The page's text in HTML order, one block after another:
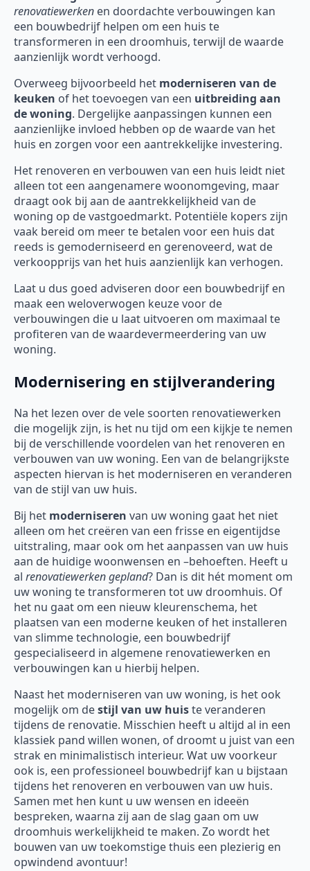
renovatiewerken en doordachte verbouwingen kan
een bouwbedrijf helpen om een huis te
transformeren in een droomhuis, terwijl de waarde
aanzienlijk wordt verhoogd.
Overweeg bijvoorbeeld het moderniseren van de
keuken of het toevoegen van een uitbreiding aan
de woning. Dergelijke aanpassingen kunnen een
aanzienlijke invloed hebben op de waarde van het
huis en zorgen voor een aantrekkelijke investering.
Het renoveren en verbouwen van een huis leidt niet
alleen tot een aangenamere woonomgeving, maar
draagt ook bij aan de aantrekkelijkheid van de
woning op de vastgoedmarkt. Potentiële kopers zijn
vaak bereid om meer te betalen voor een huis dat
reeds is gemoderniseerd en gerenoveerd, wat de
verkoopprijs van het huis aanzienlijk kan verhogen.
Laat u dus goed adviseren door een bouwbedrijf en
maak een weloverwogen keuze voor de
verbouwingen die u laat uitvoeren om maximaal te
profiteren van de waardevermeerdering van uw
woning.
Modernisering en stijlverandering
Na het lezen over de vele soorten renovatiewerken
die mogelijk zijn, is het nu tijd om een kijkje te nemen
bij de verschillende voordelen van het renoveren en
verbouwen van uw woning. Een van de belangrijkste
aspecten hiervan is het moderniseren en veranderen
van de stijl van uw huis.
Bij het moderniseren van uw woning gaat het niet
alleen om het creëren van een frisse en eigentijdse
uitstraling, maar ook om het aanpassen van uw huis
aan de huidige woonwensen en –behoeften. Heeft u
al renovatiewerken gepland? Dan is dit hét moment om
uw woning te transformeren tot uw droomhuis. Of
het nu gaat om een nieuw kleurenschema, het
plaatsen van een moderne keuken of het installeren
van slimme technologie, een bouwbedrijf
gespecialiseerd in algemene renovatiewerken en
verbouwingen kan u hierbij helpen.
Naast het moderniseren van uw woning, is het ook
mogelijk om destijl van uw huiste veranderen
tijdens de renovatie. Misschien heeft u altijd al in een
klassiek pand willen wonen, of droomt u juist van een
strak en minimalistisch interieur. Wat uw voorkeur
ook is, een professioneel bouwbedrijf kan u bijstaan
tijdens het renoveren en verbouwen van uw huis.
Samen met hen kunt u uw wensen en ideeën
bespreken, waarna zij aan de slag gaan om uw
droomhuis werkelijkheid te maken. Zo wordt het
bouwen van uw toekomstige thuis een plezierig en
opwindend avontuur!